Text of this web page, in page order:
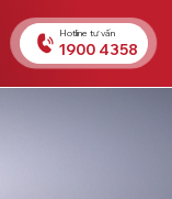
Hotline tư vấn
1900 4358